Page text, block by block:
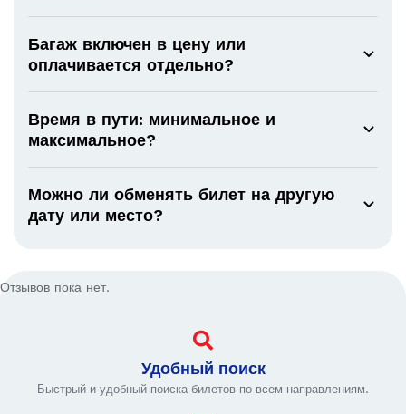
Багаж включен в цену или
оплачивается отдельно?
Время в пути: минимальное и
максимальное?
Можно ли обменять билет на другую
дату или место?
Отзывов пока нет.
Удобный поиск
Быстрый и удобный поиска билетов по всем направлениям.